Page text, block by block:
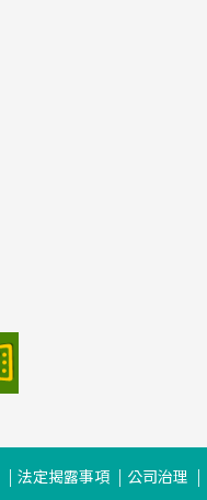
法定揭露事項 公司治理